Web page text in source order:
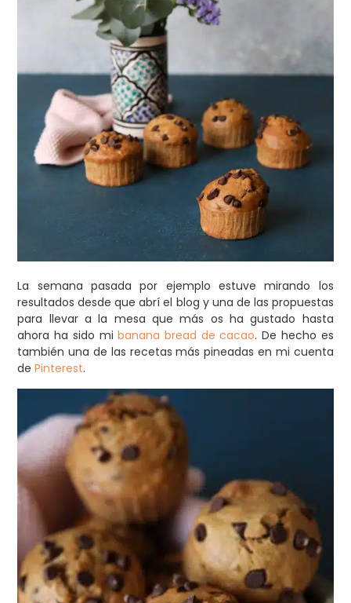
La semana pasada por ejemplo estuve mirando los
resultados desde que abrí el blog y una de las propuestas
para llevar a la mesa que más os ha gustado hasta
ahora ha sido mibanana bread de cacao. De hecho es
también una de las recetas más pineadas en mi cuenta
dePinterest.